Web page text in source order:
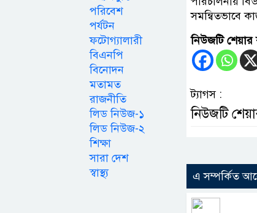
সমন্বিতভাবে
নিউজটি
ট্যাগস :
নিউজটি
এ সম্পর্কিত
পরিবেশ
পর্যটন
ফটোগ্যালারী
বিএনপি
বিনোদন
মতামত
রাজনীতি
লিড নিউজ-১
লিড নিউজ-২
শিক্ষা
সারা দেশ
স্বাস্থ্য